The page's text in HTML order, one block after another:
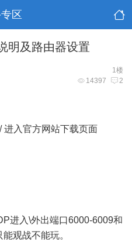
区
明及路由器设置
1楼
14397 2
进入官方网站下载页面
进入\外出端口6000-6009和
观战不能玩。